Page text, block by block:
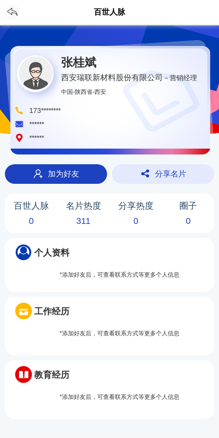
CH
百世人脉
张桂斌
西安瑞联新材料股份有限公司 －营销经理
中国-陕西省-西安
173********
******
******
加为好友 分享名片
百世人脉
0
名片热度
311
分享热度
0
圈子
0
个人资料
*添加好友后，可查看联系方式等更多个人信息
工作经历
*添加好友后，可查看联系方式等更多个人信息
教育经历
*添加好友后，可查看联系方式等更多个人信息